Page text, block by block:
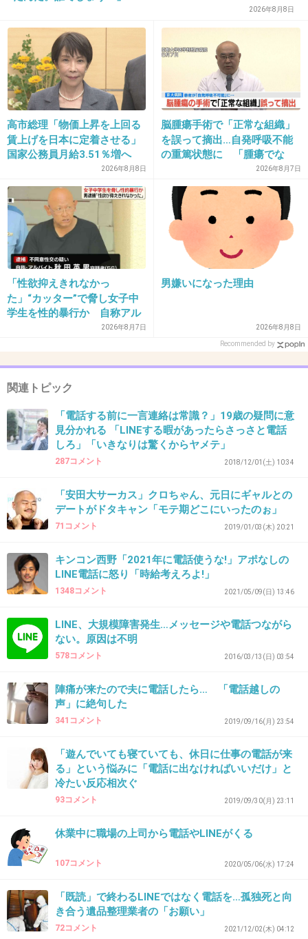
それ友達とは呼ばないと思う。知り合いじゃない？
>>36
その労力がもったいなく思ってしまう
自分棚上げして大騒ぎしたりしそうだし、関わらないのが1
番
-0
39. 匿名2026/06/03(水) 13:45:52
体調不良とか全然短文でいいけど、どこかのタイミングで
ちゃんと謝れないなら付き合えないな
+0 -0
謝らずに断る文章が思い浮かばないわ
明日行けなくなった、ごめん！って書く場合に
明日行けなくなった！だけ送るってことだよね？
+3 -0
41. 匿名2026/06/03(水) 13:49:11
>>3
+0 -0
42. 匿名2026/06/03(水) 13:50:28
そんな友達はいないかも
ドタキャンを謝らないのはいけないね
2026/06/03(水) 13:56:07
>>2
着信拒否してもいいと思う。
+1 -0
44. 匿名2026/06/03(水) 14:00:51
2026年8月8日
高市総理「物価上昇を上回る
賃上げを日本に定着させる」
国家公務員月給3.51％増へ
2026年8月8日
脳腫瘍手術で「正常な組織」
を誤って摘出…自発呼吸不能
の重篤状態に 「腫瘍でな
い」結果出ても“勘違い”で摘
出継続 通常の生活送ってい
た患者が手足も動かず 京大
病院
2026年8月7日
「性欲抑えきれなかっ
た」“カッター”で脅し女子中
学生を性的暴行か 自称アル
バイトの56歳男を逮捕 千葉
2026年8月7日
男嫌いになった理由
2026年8月8日
Recommended by
関連トピック
「電話する前に一言連絡は常識？」19歳の疑問に意
見分かれる 「LINEする暇があったらさっさと電話
しろ」「いきなりは驚くからヤメテ」
287コメント 2018/12/01(土) 10:34
「安田大サーカス」クロちゃん、元日にギャルとの
デートがドタキャン「モテ期どこにいったのぉ」
71コメント 2019/01/03(木) 20:21
キンコン西野「2021年に電話使うな!」アポなしの
LINE電話に怒り「時給考えろよ!」
1348コメント 2021/05/09(日) 13:46
LINE、大規模障害発生…メッセージや電話つながら
ない。原因は不明
578コメント 2016/03/13(日) 03:54
陣痛が来たので夫に電話したら… 「電話越しの
声」に絶句した
341コメント 2019/09/16(月) 23:54
「遊んでいても寝ていても、休日に仕事の電話が来
る」という悩みに「電話に出なければいいだけ」と
冷たい反応相次ぐ
93コメント 2019/09/30(月) 23:11
休業中に職場の上司から電話やLINEがくる
107コメント 2020/05/06(水) 17:24
「既読」で終わるLINEではなく電話を…孤独死と向
き合う遺品整理業者の「お願い」
72コメント 2021/12/02(木) 04:12